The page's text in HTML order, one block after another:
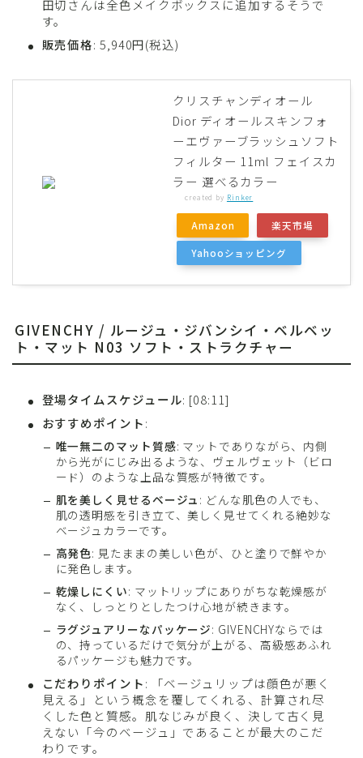
田切さんは全色メイクボックスに追加するそうで
す。
販売価格: 5,940円(税込)
クリスチャンディオール
Dior ディオールスキンフォ
ーエヴァーブラッシュソフト
フィルター 11ml フェイスカ
ラー 選べるカラー
created by Rinker
Amazon 楽天市場
Yahooショッピング
GIVENCHY / ルージュ・ジバンシイ・ベルベッ
ト・マット N03 ソフト・ストラクチャー
登場タイムスケジュール: [08:11]
おすすめポイント:
唯一無二のマット質感: マットでありながら、内側
から光がにじみ出るような、ヴェルヴェット（ビロ
ード）のような上品な質感が特徴です。
肌を美しく見せるベージュ : どんな肌色の人でも、
肌の透明感を引き立て、美しく見せてくれる絶妙な
ベージュカラーです。
高発色: 見たままの美しい色が、ひと塗りで鮮やか
に発色します。
乾燥しにくい: マットリップにありがちな乾燥感が
なく、しっとりとしたつけ心地が続きます。
ラグジュアリーなパッケージ: GIVENCHYならでは
の、持っているだけで気分が上がる、高級感あふれ
るパッケージも魅力です。
こだわりポイント: 「ベージュリップは顔色が悪く
見える」という概念を覆してくれる、計算され尽
くした色と質感。肌なじみが良く、決して古く見
えない「今のベージュ」であることが最大のこだ
わりです。